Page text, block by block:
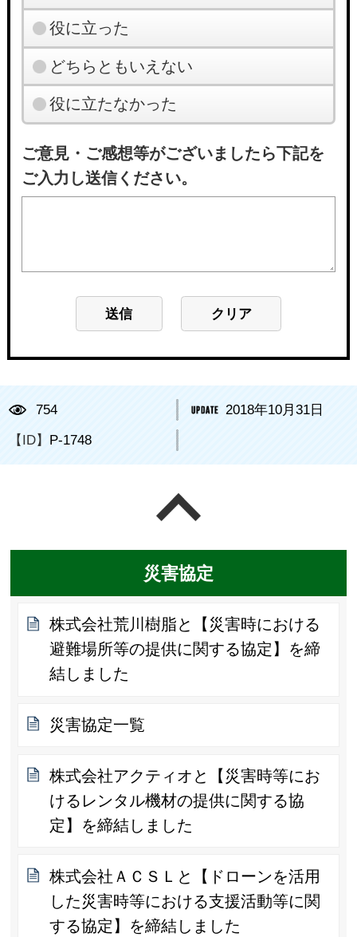
役に立った
どちらともいえない
役に立たなかった
ご意見・ご感想等がございましたら下記を
ご入力し送信ください。
754 2018年10月31日
【ID】 P-1748
災害協定
株式会社荒川樹脂と【災害時における
避難場所等の提供に関する協定】を締
結しました
災害協定一覧
株式会社アクティオと【災害時等にお
けるレンタル機材の提供に関する協
定】を締結しました
株式会社ＡＣＳＬと【ドローンを活用
した災害時等における支援活動等に関
する協定】を締結しました